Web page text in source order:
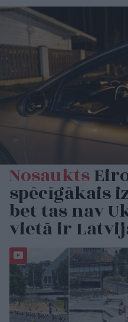
Nosaukts
spēcīgākais
bet tas nav
vietā ir